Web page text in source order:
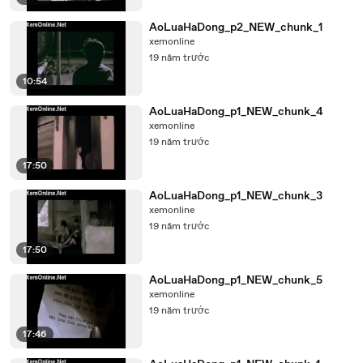
10:54
AoLuaHaDong_p2_NEW_chunk_1
xemonline
19 năm trước
17:50
AoLuaHaDong_p1_NEW_chunk_4
xemonline
19 năm trước
17:50
AoLuaHaDong_p1_NEW_chunk_3
xemonline
19 năm trước
17:46
AoLuaHaDong_p1_NEW_chunk_5
xemonline
19 năm trước